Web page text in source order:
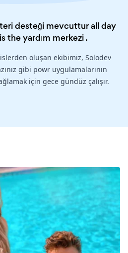
desteği mevcuttur all day
theyardım merkezi.
oluşan ekibimiz, Solodev
gibi powr uygulamalarının
için gece gündüz çalışır.